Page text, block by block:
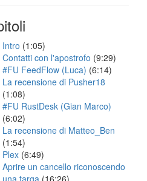
Intro (1:05)
Contatti con l'apostrofo (9:29)
#FU FeedFlow (Luca) (6:14)
La recensione di Pusher18
(1:08)
#FU RustDesk (Gian Marco)
(6:02)
La recensione di Matteo_Ben
(1:54)
Plex (6:49)
Aprire un cancello riconoscendo
una targa (16:26)